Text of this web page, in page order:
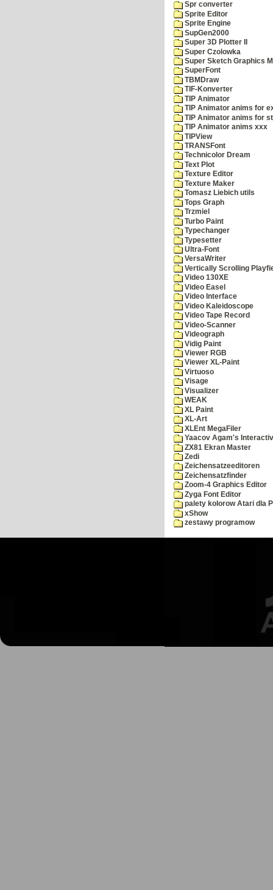
Spr converter
Sprite Editor
Sprite Engine
SupGen2000
Super 3D Plotter II
Super Czolowka
Super Sketch Graphics
SuperFont
TBMDraw
TIF-Konverter
TIP Animator
TIP Animator anims for
TIP Animator anims for
TIP Animator anims xxx
TIPView
TRANSFont
Technicolor Dream
Text Plot
Texture Editor
Texture Maker
Tomasz Liebich utils
Tops Graph
Trzmiel
Turbo Paint
Typechanger
Typesetter
Ultra-Font
VersaWriter
Vertically Scrolling
Video 130XE
Video Easel
Video Interface
Video Kaleidoscope
Video Tape Record
Video-Scanner
Videograph
Vidig Paint
Viewer RGB
Viewer XL-Paint
Virtuoso
Visage
Visualizer
WEAK
XL Paint
XL-Art
XLEnt MegaFiler
Yaacov Agam's
ZX81 Ekran Master
Zedi
Zeichensatzeeditoren
Zeichensatzfinder
Zoom-4 Graphics Editor
Zyga Font Editor
palety kolorow Atari dla
xShow
zestawy programow